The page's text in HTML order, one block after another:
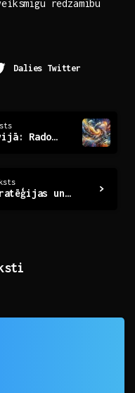
redzamību
Dalies Twitter
Digitālā Aģentūra Latvijā: Radošas Iespējas un Inovācijas
Tirgus pētījumi: Stratēģijas un atziņas uzņēmējdarbībā